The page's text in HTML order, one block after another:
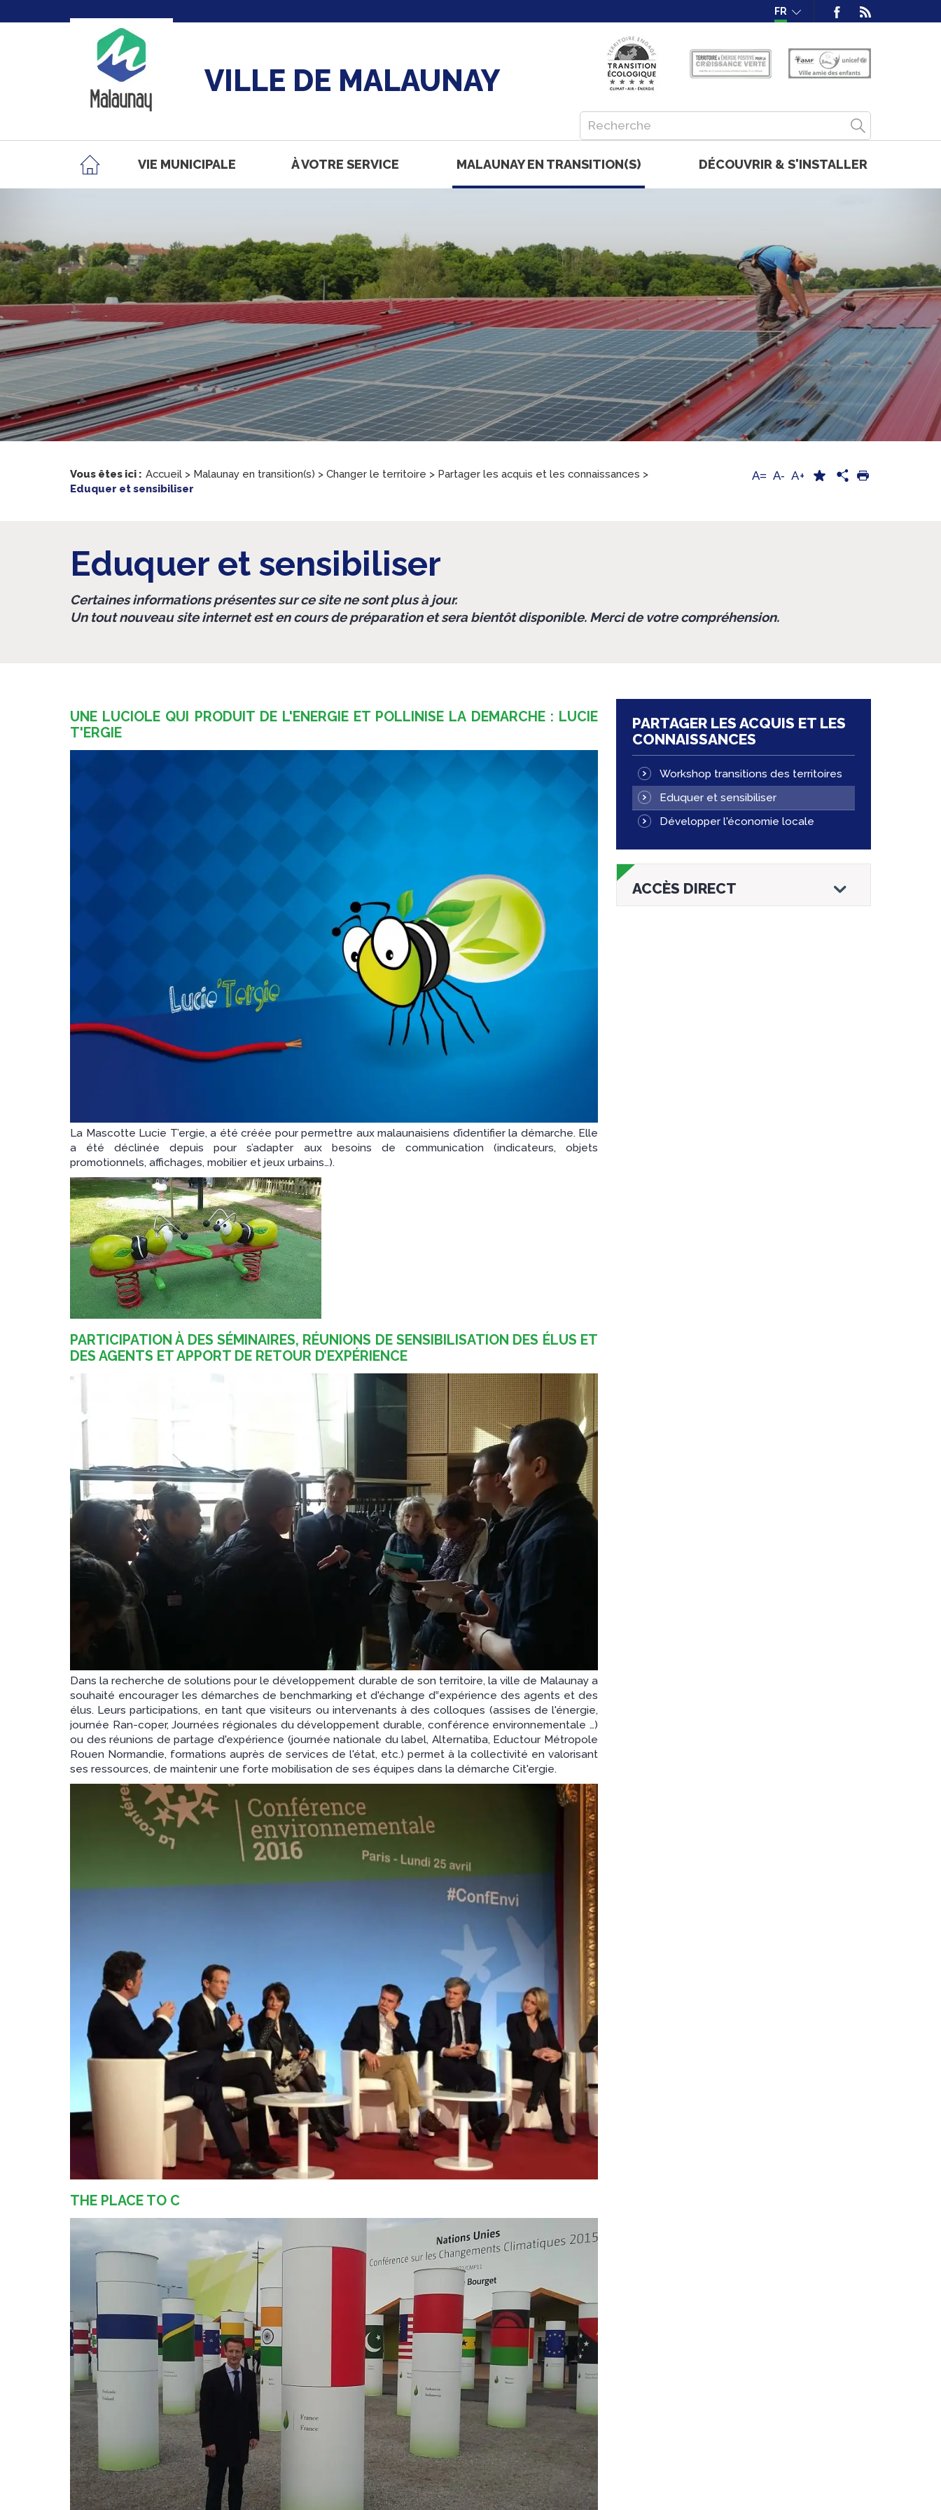
FR
VILLE DE MALAUNAY
VIE MUNICIPALE À VOTRE SERVICE MALAUNAY EN TRANSITION(S) DÉCOUVRIR & S'INSTALLER
Vous êtes ici : Accueil > Malaunay en transition(s) > Changer le territoire > Partager les acquis et les connaissances >
Eduquer et sensibiliser
A= A- A+
Eduquer et sensibiliser
Certaines informations présentes sur ce site ne sont plus à jour.
Un tout nouveau site internet est en cours de préparation et sera bientôt disponible. Merci de votre compréhension.
UNE LUCIOLE QUI PRODUIT DE L'ENERGIE ET POLLINISE LA DEMARCHE : LUCIE
T'ERGIE
La Mascotte Lucie T’ergie, a été créée pour permettre aux malaunaisiens d’identifier la démarche. Elle
a été déclinée depuis pour s’adapter aux besoins de communication (indicateurs, objets
promotionnels, affichages, mobilier et jeux urbains…).
PARTICIPATION À DES SÉMINAIRES, RÉUNIONS DE SENSIBILISATION DES ÉLUS ET
DES AGENTS ET APPORT DE RETOUR D’EXPÉRIENCE
Dans la recherche de solutions pour le développement durable de son territoire, la ville de Malaunay a
souhaité encourager les démarches de benchmarking et d'échange d‟expérience des agents et des
élus. Leurs participations, en tant que visiteurs ou intervenants à des colloques (assises de l'énergie,
journée Ran-coper, Journées régionales du développement durable, conférence environnementale …)
ou des réunions de partage d'expérience (journée nationale du label, Alternatiba, Eductour Métropole
Rouen Normandie, formations auprès de services de l'état, etc.) permet à la collectivité en valorisant
ses ressources, de maintenir une forte mobilisation de ses équipes dans la démarche Cit'ergie.
THE PLACE TO C
PARTAGER LES ACQUIS ET LES
CONNAISSANCES
Workshop transitions des territoires
Eduquer et sensibiliser
Développer l'économie locale
ACCÈS DIRECT